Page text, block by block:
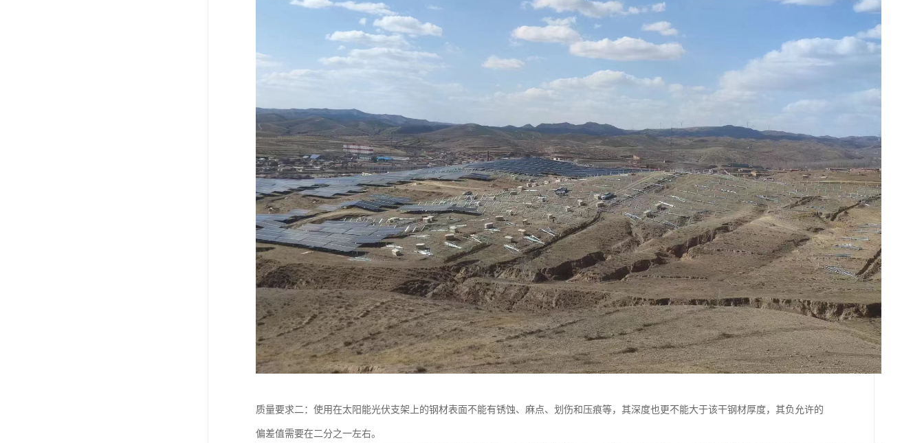
质量要求二：使用在太阳能光伏支架上的钢材表面不能有锈蚀、麻点、划伤和压痕等，其深度也更不能大于该干钢材厚度，其负允许的
偏差值需要在二分之一左右。